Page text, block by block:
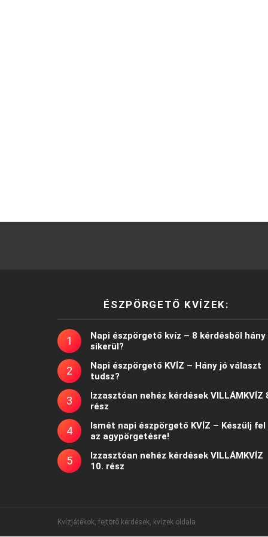
ÉSZPÖRGETŐ KVÍZEK:
Napi észpörgető kvíz – 8 kérdésből hány
sikerül?
Napi észpörgető KVÍZ – Hány jó választ
tudsz?
Izzasztóan nehéz kérdések VILLÁMKVÍZ
rész
Ismét napi észpörgető KVÍZ – Készülj fel
az agypörgetésre!
Izzasztóan nehéz kérdések VILLÁMKVÍZ
10. rész
Kvízjátékok, fejtörő kérdések, kvízek oldala